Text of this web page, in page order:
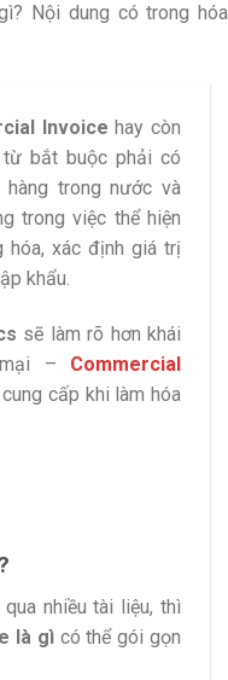
Nội dung có trong hóa
Invoice hay còn
bắt buộc phải có
trong nước và
trong việc thể hiện
hóa, xác định giá trị
khẩu.
sẽ làm rõ hơn khái
– Commercial
cấp khi làm hóa
nhiều tài liệu, thì
là gì có thể gói gọn